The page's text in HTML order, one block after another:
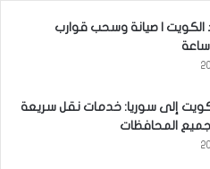
الكويت | صيانة وسحب قوارب
إلى سوريا: خدمات نقل سريعة
المحافظات